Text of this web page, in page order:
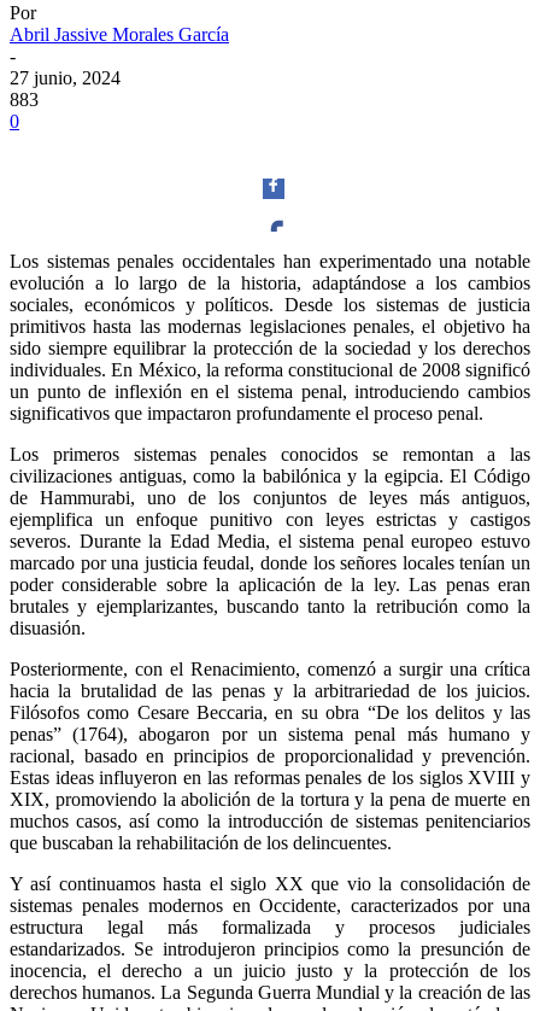
Por
Abril Jassive Morales García
-
27 junio, 2024
883
0
Facebook
Twitter
Whatsapp
Linkedin
Los sistemas penales occidentales han experimentado una notable
evolución a lo largo de la historia, adaptándose a los cambios
sociales, económicos y políticos. Desde los sistemas de justicia
primitivos hasta las modernas legislaciones penales, el objetivo ha
sido siempre equilibrar la protección de la sociedad y los derechos
individuales. En México, la reforma constitucional de 2008 significó
un punto de inflexión en el sistema penal, introduciendo cambios
significativos que impactaron profundamente el proceso penal.
Los primeros sistemas penales conocidos se remontan a las
civilizaciones antiguas, como la babilónica y la egipcia. El Código
de Hammurabi, uno de los conjuntos de leyes más antiguos,
ejemplifica un enfoque punitivo con leyes estrictas y castigos
severos. Durante la Edad Media, el sistema penal europeo estuvo
marcado por una justicia feudal, donde los señores locales tenían un
poder considerable sobre la aplicación de la ley. Las penas eran
brutales y ejemplarizantes, buscando tanto la retribución como la
disuasión.
Posteriormente, con el Renacimiento, comenzó a surgir una crítica
hacia la brutalidad de las penas y la arbitrariedad de los juicios.
Filósofos como Cesare Beccaria, en su obra “De los delitos y las
penas” (1764), abogaron por un sistema penal más humano y
racional, basado en principios de proporcionalidad y prevención.
Estas ideas influyeron en las reformas penales de los siglos XVIII y
XIX, promoviendo la abolición de la tortura y la pena de muerte en
muchos casos, así como la introducción de sistemas penitenciarios
que buscaban la rehabilitación de los delincuentes.
Y así continuamos hasta el siglo XX que vio la consolidación de
sistemas penales modernos en Occidente, caracterizados por una
estructura legal más formalizada y procesos judiciales
estandarizados. Se introdujeron principios como la presunción de
inocencia, el derecho a un juicio justo y la protección de los
derechos humanos. La Segunda Guerra Mundial y la creación de las